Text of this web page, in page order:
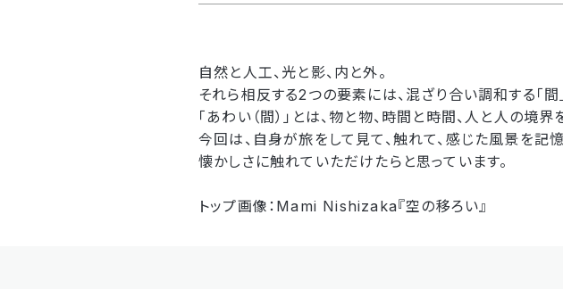
自然と人工、光と影、内と外。
それら相反する2つの要素には、混ざり合い調和する「間
「あわい（間）」とは、物と物、時間と時間、人と人の境
今回は、自身が旅をして見て、触れて、感じた風景を
懐かしさに触れていただけたらと思っています。
トップ画像：Mami Nishizaka『空の移ろい』